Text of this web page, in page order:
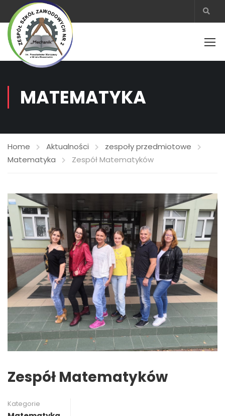
MATEMATYKA
Home Aktualności
zespoły przedmiotowe
Matematyka
Zespół Matematyków
Zespół Matematyków
Kategorie